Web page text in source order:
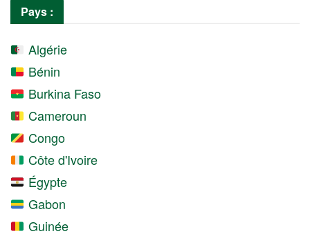
Pays :
Algérie
Bénin
Burkina Faso
Cameroun
Congo
Côte d'Ivoire
Égypte
Gabon
Guinée